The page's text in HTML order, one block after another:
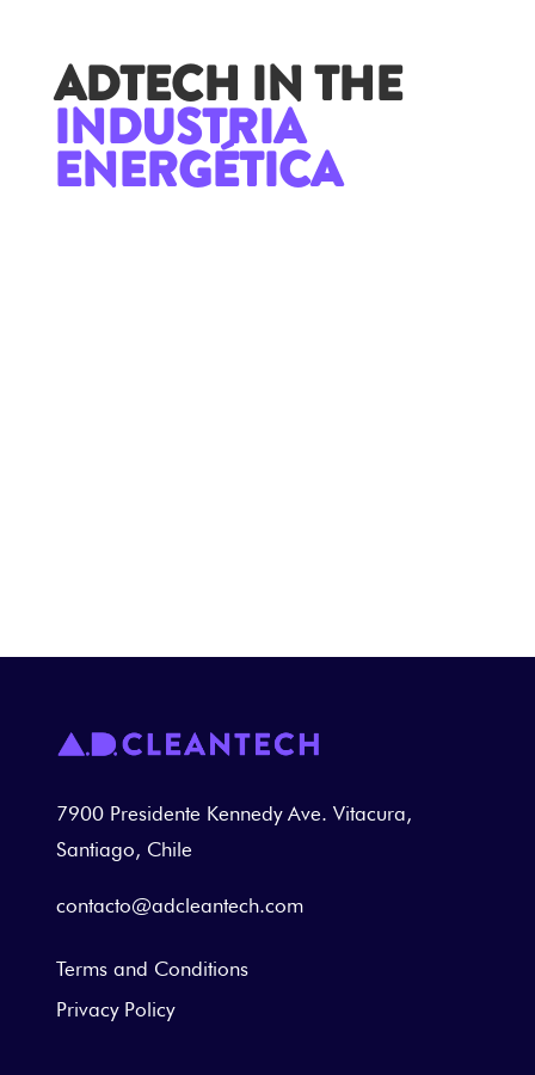
ADTECH IN THE
INDUSTRIA
ENERGÉTICA
7900 Presidente Kennedy Ave. Vitacura,
Santiago, Chile
contacto@adcleantech.com
Terms and Conditions
Privacy Policy